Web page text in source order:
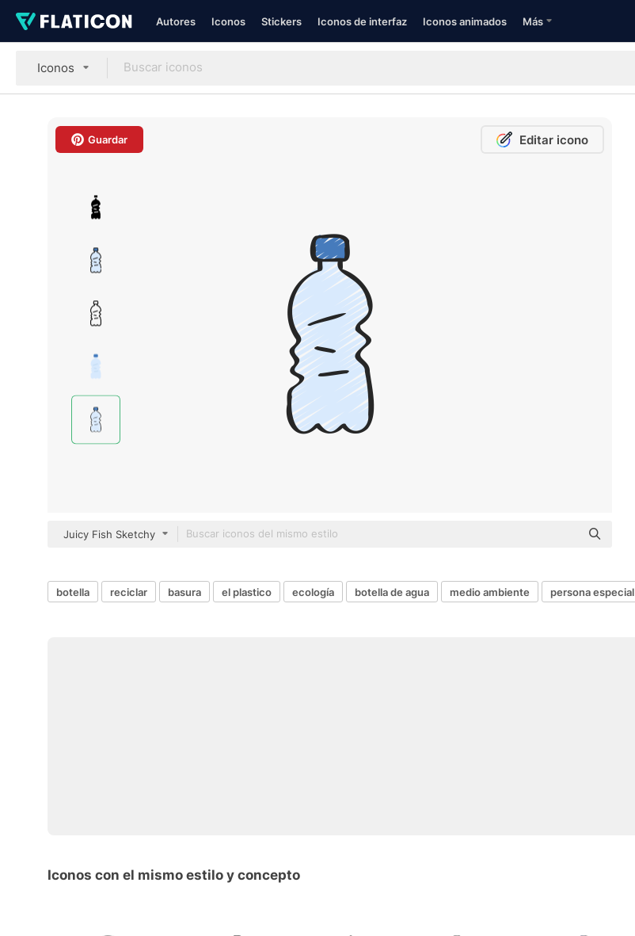
Autores Iconos Stickers Iconos de interfaz Iconos animados Más
Iconos
Guardar Editar icono
Juicy Fish Sketchy
botella reciclar basura el plastico ecología botella de agua medio ambiente persona especial
Iconos con el mismo estilo y concepto